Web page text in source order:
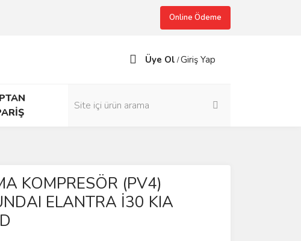
Online Ödeme
Üye Ol /Giriş Yap
KOMPRESÖR (PV4)
ELANTRA İ30 KIA